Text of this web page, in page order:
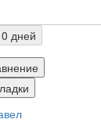
дней